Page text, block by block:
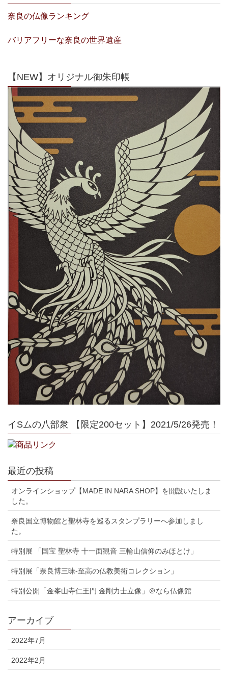
奈良の仏像ランキング
バリアフリーな奈良の世界遺産
【NEW】オリジナル御朱印帳
イSムの八部衆 【限定200セット】2021/5/26発売！
最近の投稿
オンラインショップ【MADE IN NARA SHOP】を開設いたしま
した。
奈良国立博物館と聖林寺を巡るスタンプラリーへ参加しまし
た。
特別展 「国宝 聖林寺 十一面観音 三輪山信仰のみほとけ」
特別展「奈良博三昧-至高の仏教美術コレクション」
特別公開「金峯山寺仁王門 金剛力士立像」＠なら仏像館
アーカイブ
2022年7月
2022年2月